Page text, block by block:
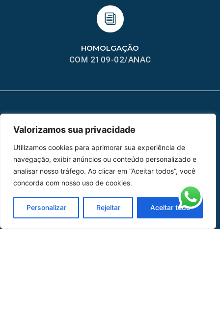
Valorizamos sua privacidade
Utilizamos cookies para aprimorar sua experiência de
navegação, exibir anúncios ou conteúdo personalizado e
analisar nosso tráfego. Ao clicar em “Aceitar todos”, você
concorda com nosso uso de cookies.
Personalizar Rejeitar Aceitar tudo
HOMOLGAÇÃO
COM 2109-02/ANAC
Peças
Catálogo de Aplicações
Oficina de Mangueiras